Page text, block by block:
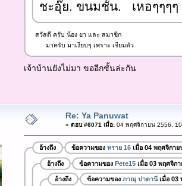
ชะอุ๊ย. ขนมชั้น. เหอๆๆๆๆ
สวัสดี ครับ น้อง ยา และ สมาชิก
มาครับ มาเงียบๆ เพราะ เจียมตัว
เจ้าบ้านยังไม่มา ขออีกชั้นล่ะกัน
Re: Ya Panuwat
« ตอบ #6071 เมื่อ:04 พฤศจิกายน 2556,
อ้างถึง ข้อความของ ทราย 16เมื่อ 04 พฤศจิกาย
อ้างถึง ข้อความของ Pete15เมื่อ 03 พฤศจิกา
อ้างถึง ข้อความของ ภาณุ ปาตานีเมื่อ 03